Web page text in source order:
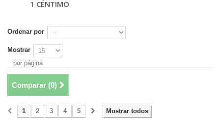
1 CÉNTIMO
Ordenar por
Mostrar
por página
Comparar (0)
Mostrar todos
1 2 3 4 5